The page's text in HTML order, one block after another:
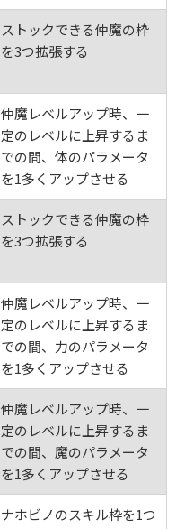
ストックできる仲魔の枠
を3つ拡張する
仲魔レベルアップ時、一
定のレベルに上昇するま
での間、体のパラメータ
を1多くアップさせる
ストックできる仲魔の枠
を3つ拡張する
仲魔レベルアップ時、一
定のレベルに上昇するま
での間、力のパラメータ
を1多くアップさせる
仲魔レベルアップ時、一
定のレベルに上昇するま
での間、魔のパラメータ
を1多くアップさせる
ナホビノのスキル枠を1つ